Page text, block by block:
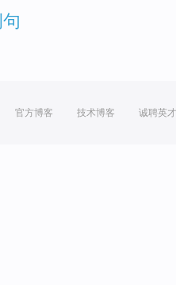
官方博客 技术博客 诚聘英才